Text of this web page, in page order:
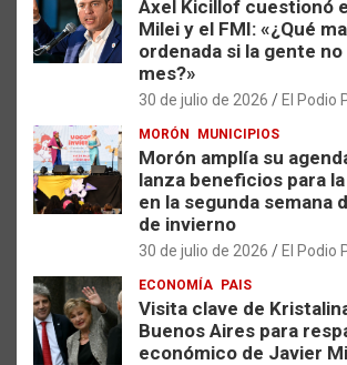
Axel Kicillof cuestionó
Milei y el FMI: «¿Qué
ordenada si la gente
mes?»
30 de julio de 2026 El Podio
MORÓN MUNICIPIOS
Morón amplía su
lanza beneficios para
en la segunda semana
de invierno
30 de julio de 2026 El Podio
ECONOMÍA PAIS
Visita clave de
Buenos Aires para
económico de Javier